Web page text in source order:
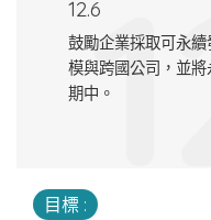
12.6
鼓勵企業採取可永
模與跨國公司，並
期中。
目標 :